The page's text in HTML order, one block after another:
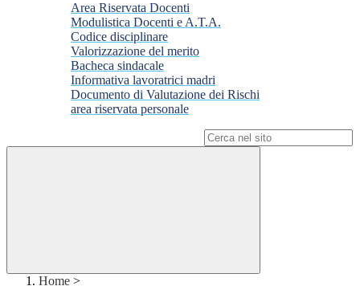
Area Riservata Docenti
Modulistica Docenti e A.T.A.
Codice disciplinare
Valorizzazione del merito
Bacheca sindacale
Informativa lavoratrici madri
Documento di Valutazione dei Rischi
area riservata personale
Home >